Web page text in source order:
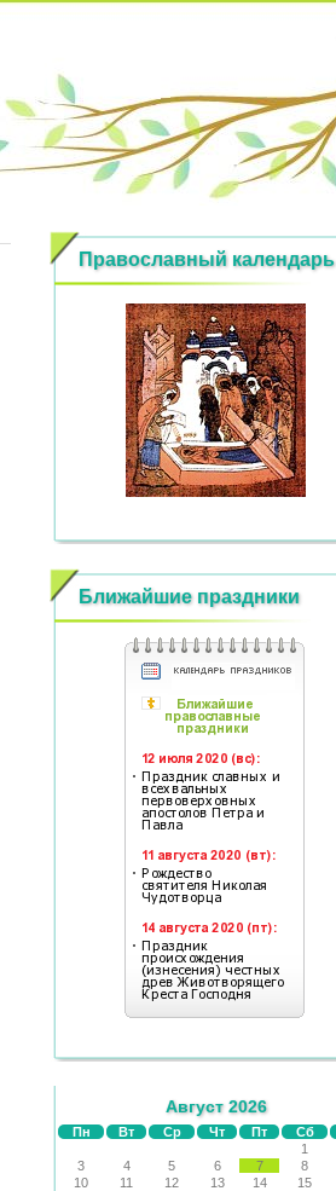
Православный календарь
Ближайшие праздники
Август 2026
Пн Вт Ср Чт Пт Сб
1
3
4 5 6 7 8
10
11 12 13 14 15